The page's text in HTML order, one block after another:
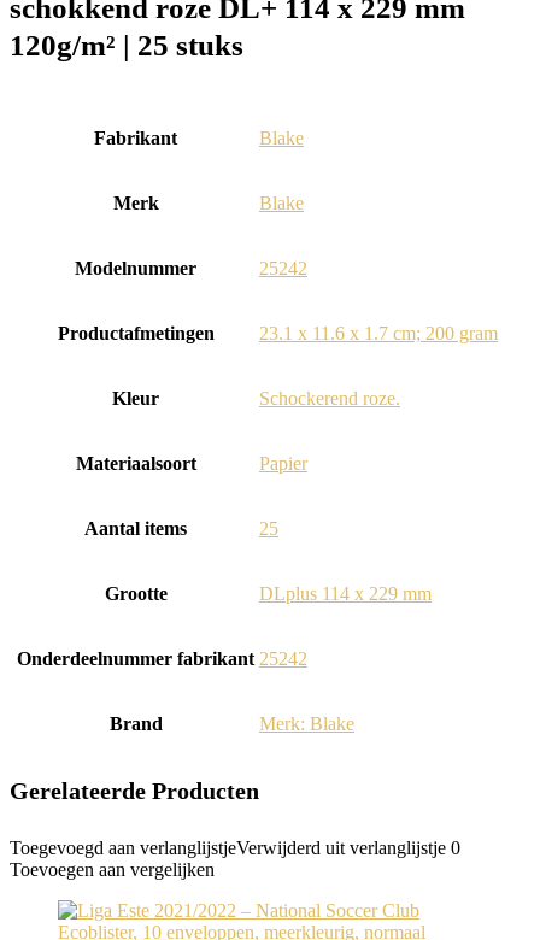
schokkend roze DL+ 114 x 229 mm
120g/m² | 25 stuks
Fabrikant ‎Blake
Merk ‎Blake
Modelnummer ‎25242
Productafmetingen ‎23.1 x 11.6 x 1.7 cm; 200 gram
Kleur ‎Schockerend roze.
Materiaalsoort ‎Papier
Aantal items ‎25
Grootte ‎DLplus 114 x 229 mm
Onderdeelnummer fabrikant ‎25242
Brand Merk: Blake
Gerelateerde Producten
Toegevoegd aan verlanglijstjeVerwijderd uit verlanglijstje 0
Toevoegen aan vergelijken